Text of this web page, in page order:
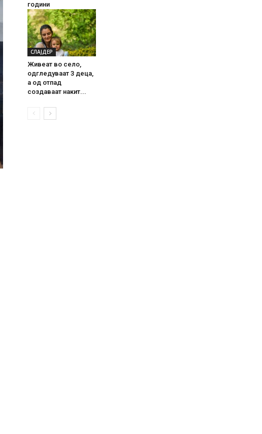
години
СЛАЈДЕР
Живеат во село,
одгледуваат 3 деца,
а од отпад
создаваат накит...